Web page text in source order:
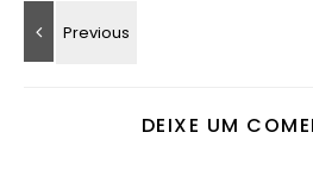
DEIXE UM